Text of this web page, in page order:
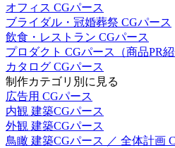
オフィス CGパース
ブライダル・冠婚葬祭 CGパース
飲食・レストラン CGパース
プロダクト CGパース（商品PR紹
カタログ CGパース
制作カテゴリ別に見る
広告用 CGパース
内観 建築CGパース
外観 建築CGパース
鳥瞰 建築CGパース ／ 全体計画